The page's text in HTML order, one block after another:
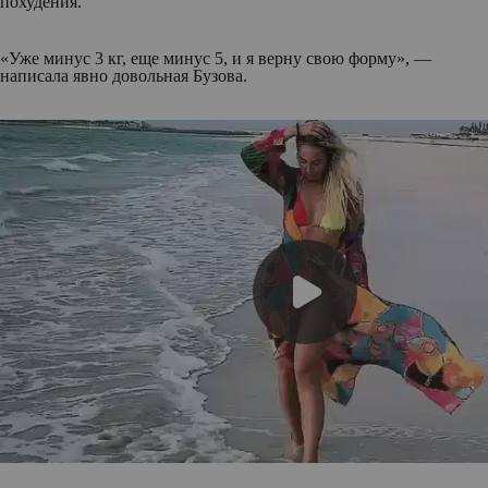
«Уже минус 3 кг, еще минус 5, и я верну свою форму», —
написала явно довольная Бузова.